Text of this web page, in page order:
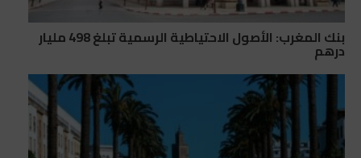
بنك المغرب: الأصول الاحتياطية الرسمية تبلغ 498 مليار
درهم